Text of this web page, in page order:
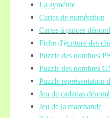
La symétrie
Cartes de numération
Cartes à pinces
Fiche d'écriture des
Puzzle des nombres
Puzzle des nombres
Puzzle représentation
Jeu de cadenas
Jeu de la marchande